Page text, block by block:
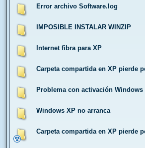
Error archivo Software.log
IMPOSIBLE INSTALAR WINZIP
Internet fibra para XP
Carpeta compartida en XP pierde
Problema con activación Windows
Windows XP no arranca
Carpeta compartida en XP pierde